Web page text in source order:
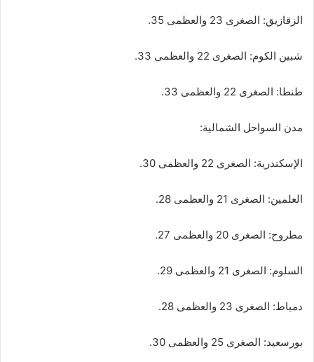
الزقازيق: الصغرى 23 والعظمى 35.
شبين الكوم: الصغرى 22 والعظمى 33.
طنطا: الصغرى 22 والعظمى 33.
​مدن السواحل الشمالية:
الإسكندرية: الصغرى 22 والعظمى 30.
العلمين: الصغرى 21 والعظمى 28.
مطروح: الصغرى 20 والعظمى 27.
السلوم: الصغرى 21 والعظمى 29.
دمياط: الصغرى 23 والعظمى 28.
بورسعيد: الصغرى 25 والعظمى 30.